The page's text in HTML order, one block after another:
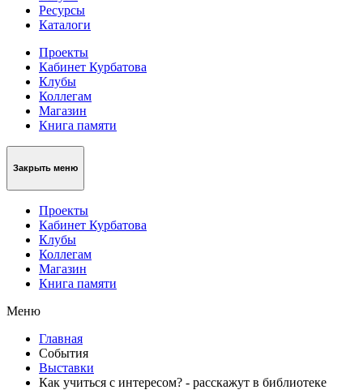
Ресурсы
Каталоги
Проекты
Кабинет Курбатова
Клубы
Коллегам
Магазин
Книга памяти
Закрыть меню
Проекты
Кабинет Курбатова
Клубы
Коллегам
Магазин
Книга памяти
Меню
Главная
События
Выставки
Как учиться с интересом? - расскажут в библиотеке